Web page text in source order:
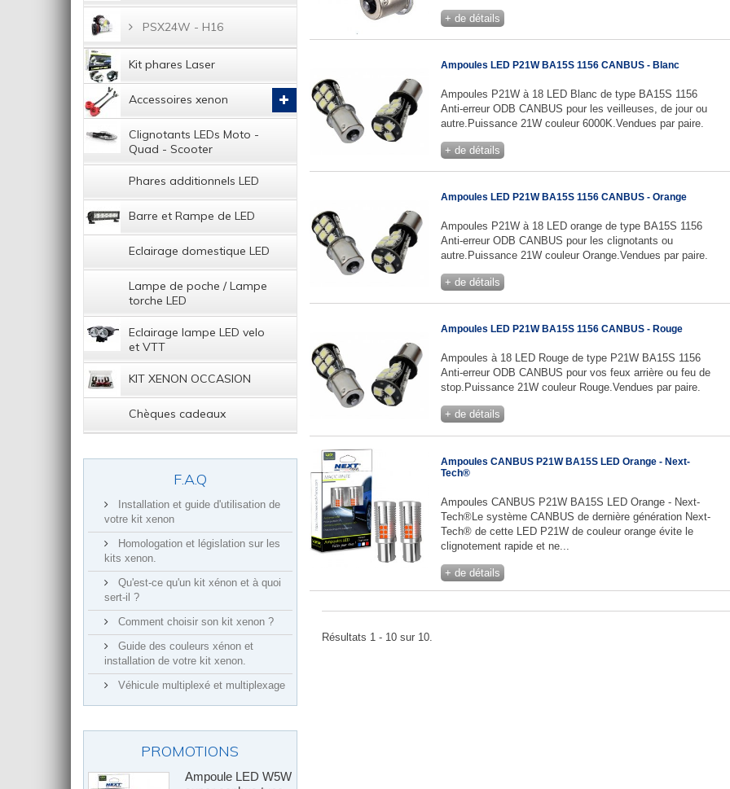
PSX24W - H16
Kit phares Laser
Accessoires xenon
Clignotants LEDs Moto -
Quad - Scooter
Phares additionnels LED
Barre et Rampe de LED
Eclairage domestique LED
Lampe de poche / Lampe
torche LED
Eclairage lampe LED velo
et VTT
KIT XENON OCCASION
Chèques cadeaux
F.A.Q
Installation et guide d'utilisation de
votre kit xenon
Homologation et législation sur les
kits xenon.
Qu'est-ce qu'un kit xénon et à quoi
sert-il ?
Comment choisir son kit xenon ?
Guide des couleurs xénon et
installation de votre kit xenon.
Véhicule multiplexé et multiplexage
PROMOTIONS
Ampoule LED W5W
+ de détails
Ampoules LED P21W BA15S 1156 CANBUS - Blanc
Ampoules P21W à 18 LED Blanc de type BA15S 1156
Anti-erreur ODB CANBUS pour les veilleuses, de jour ou
autre.Puissance 21W couleur 6000K.Vendues par paire.
+ de détails
Ampoules LED P21W BA15S 1156 CANBUS - Orange
Ampoules P21W à 18 LED orange de type BA15S 1156
Anti-erreur ODB CANBUS pour les clignotants ou
autre.Puissance 21W couleur Orange.Vendues par paire.
+ de détails
Ampoules LED P21W BA15S 1156 CANBUS - Rouge
Ampoules à 18 LED Rouge de type P21W BA15S 1156
Anti-erreur ODB CANBUS pour vos feux arrière ou feu de
stop.Puissance 21W couleur Rouge.Vendues par paire.
+ de détails
Ampoules CANBUS P21W BA15S LED Orange - Next-
Tech®
Ampoules CANBUS P21W BA15S LED Orange - Next-
Tech®Le système CANBUS de dernière génération Next-
Tech® de cette LED P21W de couleur orange évite le
clignotement rapide et ne...
+ de détails
Résultats 1 - 10 sur 10.